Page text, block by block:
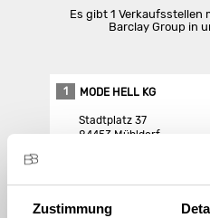
Zustimmung
Es gibt 1
Barclay Group in
1 MODE HELL KG
Stadtplatz 37
84453 Mühldorf
Store Landing-Page